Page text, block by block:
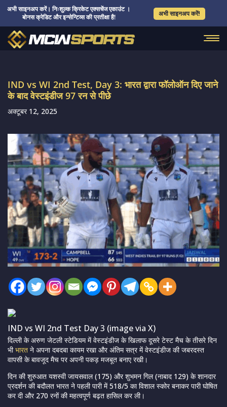
अभी साइनअप करें। निःशुल्क क्रिकेट एक्सचेंज एकाउंट ।
बोनस क्रेडिट और इन्सेन्टिव्स की प्रतीक्षा है!
अभी साइनअप करें!
IND vs WI 2nd Test, Day 3: भारत द्वारा फॉलोऑन दिए जाने
के बाद वेस्टइंडीज 97 रन से पीछे
अक्टूबर 12, 2025
IND vs WI 2nd Test Day 3 (image via X)
दिल्ली के अरुण जेटली स्टेडियम में वेस्टइंडीज के खिलाफ दूसरे टेस्ट मैच के तीसरे दिन
भीभारत ने अपना दबदबा कायम रखा और अंतिम सत्र में वेस्टइंडीज की जबरदस्त
वापसी के बावजूद मैच पर अपनी पकड़ मजबूत बनाए रखी।
दिन की शुरुआत यशस्वी जायसवाल (175) और शुभमन गिल (नाबाद 129) के शानदार
प्रदर्शन की बदौलत भारत ने पहली पारी में 518/5 का विशाल स्कोर बनाकर पारी घोषित
कर दी और 270 रनों की महत्वपूर्ण बढ़त हासिल कर ली।